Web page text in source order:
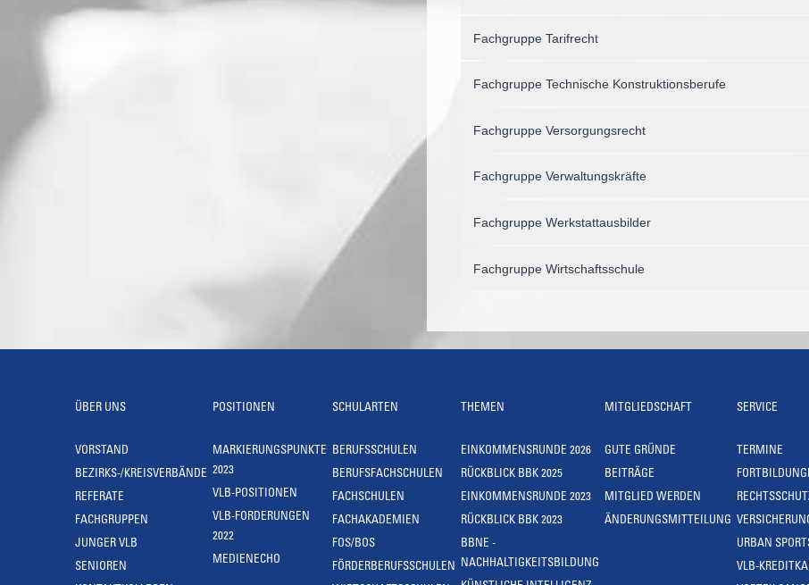
Fachgruppe Tarifrecht
Fachgruppe Technische Konstruktionsberufe
Fachgruppe Versorgungsrecht
Fachgruppe Verwaltungskräfte
Fachgruppe Werkstattausbilder
Fachgruppe Wirtschaftsschule
ÜBER UNS
VORSTAND
BEZIRKS-/KREISVERBÄNDE
REFERATE
FACHGRUPPEN
JUNGER VLB
SENIOREN
POSITIONEN
MARKIERUNGSPUNKTE
2023
VLB-POSITIONEN
VLB-FORDERUNGEN
2022
MEDIENECHO
SCHULARTEN
BERUFSSCHULEN
BERUFSFACHSCHULEN
FACHSCHULEN
FACHAKADEMIEN
FOS/BOS
FÖRDERBERUFSSCHULEN
THEMEN
EINKOMMENSRUNDE 2026
RÜCKBLICK BBK 2025
EINKOMMENSRUNDE 2023
RÜCKBLICK BBK 2023
BBNE -
NACHHALTIGKEITSBILDUNG
MITGLIEDSCHAFT
GUTE GRÜNDE
BEITRÄGE
MITGLIED WERDEN
ÄNDERUNGSMITTEILUNG
SERVICE
TERMINE
URBAN
VLB-